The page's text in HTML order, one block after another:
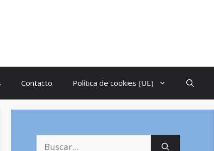
Contacto Política de cookies (UE)